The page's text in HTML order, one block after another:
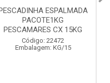
FILE DE PANGA PREMIUM
PACOTE 1KG CAIXA 10KG
Código: 20021
Embalagem: KG/10